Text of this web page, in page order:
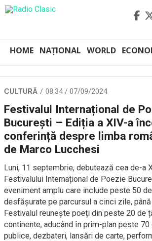
HOME NAȚIONAL WORLD
CULTURĂ 08:34 / 07/09/2024
Festivalul Internațional de
București – Ediția a XIV-a
conferință despre limba
de Marco Lucchesi
Luni, 11 septembrie, debutează cea de-a
Festivalului Internațional de Poezie
eveniment amplu care include peste 50
desfășurate pe parcursul a cinci zile,
Festivalul reunește poeți din peste 20 de
continente, aducând în prim-plan peste
publice, dezbateri, lansări de carte,